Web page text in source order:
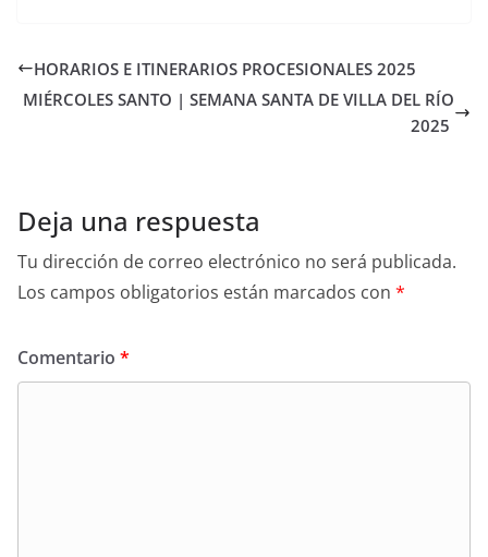
HORARIOS E ITINERARIOS PROCESIONALES 2025
MIÉRCOLES SANTO | SEMANA SANTA DE VILLA DEL RÍO
2025
Deja una respuesta
Tu dirección de correo electrónico no será publicada.
Los campos obligatorios están marcados con *
Comentario *